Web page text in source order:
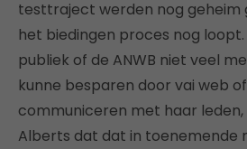
testtraject werden nog geheim
het biedingen proces nog
publiek of de ANWB niet veel
kunne besparen door vai web
communiceren met haar
Alberts dat dat in toenemende